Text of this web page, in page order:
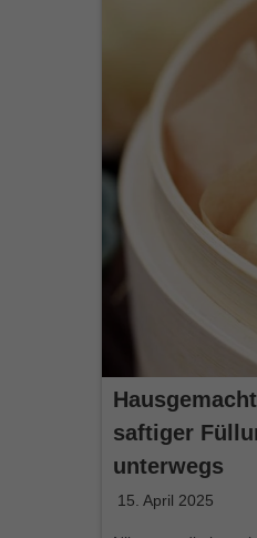
saftiger
unterwegs
15. April 2025